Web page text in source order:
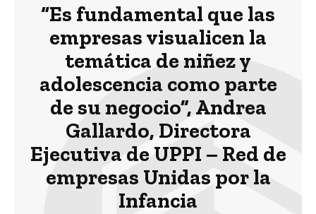
“Es fundamental que las
empresas visualicen la
temática de niñez y
adolescencia como parte
de su negocio”, Andrea
Gallardo, Directora
Ejecutiva de UPPI – Red de
empresas Unidas por la
Infancia